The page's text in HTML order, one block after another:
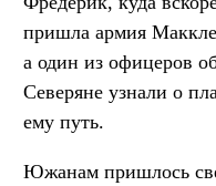
пришла армия
а один из офицеров
Северяне узнали о
ему путь.
Южанам пришлось